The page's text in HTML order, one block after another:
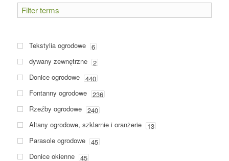
Tekstylia ogrodowe 6
dywany zewnętrzne 2
Donice ogrodowe 440
Fontanny ogrodowe 236
Rzeźby ogrodowe 240
Altany ogrodowe, szklarnie i oranżerie 13
Parasole ogrodowe 45
Donice okienne 45